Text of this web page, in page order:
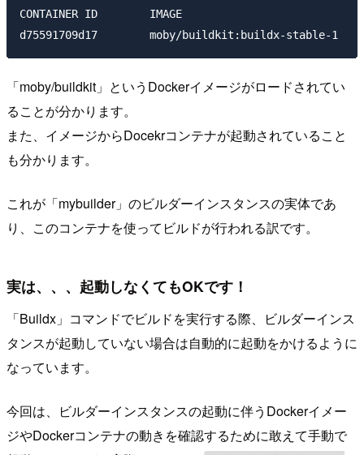
CONTAINER ID        IMAGE
「moby/buildkit」というDockerイメージがロードされてい
ることが分かります。
また、イメージからDocekrコンテナが起動されていること
も分かります。
これが「mybuilder」のビルダーインスタンスの実体であ
り、このコンテナを使ってビルドが行われる訳です。
実は、、、起動しなくてもOKです！
「Buildx」コマンドでビルドを実行する際、ビルダーインス
タンスが起動していない場合は自動的に起動をかけるように
なっています。
今回は、ビルダーインスタンスの起動に伴うDockerイメー
ジやDockerコンテナの動きを確認するために敢えて手動で